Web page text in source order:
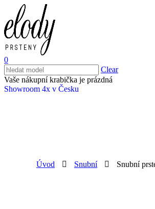
0
Clear
Vaše nákupní krabička je prázdná
Showroom 4x v Česku
Úvod Snubní Snubní